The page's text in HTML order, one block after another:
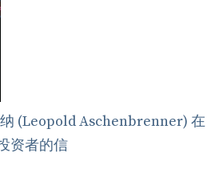
(Leopold Aschenbrenner) 在
资者的信